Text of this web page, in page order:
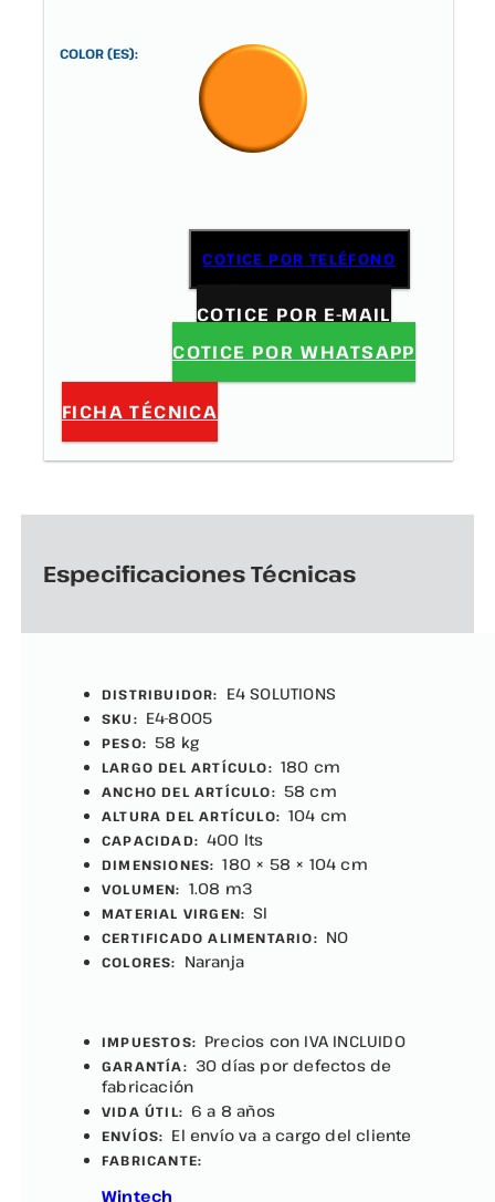
COLOR (ES):
COTICE POR TELÉFONO
COTICE POR E-MAIL
COTICE POR WHATSAPP
FICHA TÉCNICA
Especificaciones Técnicas
DISTRIBUIDOR: E4 SOLUTIONS
SKU: E4-8005
PESO: 58 kg
LARGO DEL ARTÍCULO: 180 cm
ANCHO DEL ARTÍCULO: 58 cm
ALTURA DEL ARTÍCULO: 104 cm
CAPACIDAD: 400 lts
DIMENSIONES: 180 × 58 × 104 cm
VOLUMEN: 1.08 m3
MATERIAL VIRGEN: SI
CERTIFICADO ALIMENTARIO: NO
COLORES: Naranja
IMPUESTOS: Precios con IVA INCLUIDO
GARANTÍA: 30 días por defectos de
fabricación
VIDA ÚTIL: 6 a 8 años
ENVÍOS: El envío va a cargo del cliente
FABRICANTE:
Wintech